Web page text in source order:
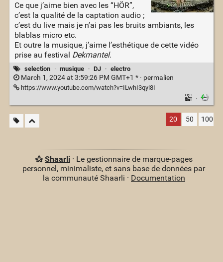
Ce que j’aime bien avec les “HÖR”,
c’est la qualité de la captation audio ;
c’est du live mais je n’ai pas les bruits ambiants, les
blablas micro etc.
Et outre la musique, j’aime l’esthétique de cette vidéo
prise au festival Dekmantel.
selection · musique · DJ · electro
March 1, 2024 at 3:59:26 PM GMT+1 * · permalien
https://www.youtube.com/watch?v=ILwhI3qyl8I
·
20 50 100
Shaarli· Le gestionnaire de marque-pages
personnel, minimaliste, et sans base de données par
la communauté Shaarli · Documentation